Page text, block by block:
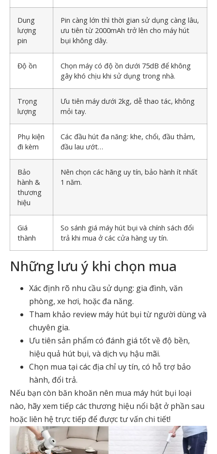
Dung
lượng
pin
Pin càng lớn thì thời gian sử dụng càng lâu,
ưu tiên từ 2000mAh trở lên cho máy hút
bụi không dây.
Độ ồn
Chọn máy có độ ồn dưới 75dB để không
gây khó chịu khi sử dụng trong nhà.
Trọng
lượng
Ưu tiên máy dưới 2kg, dễ thao tác, không
mỏi tay.
Phụ kiện
đi kèm
Các đầu hút đa năng: khe, chổi, đầu thảm,
đầu lau ướt…
Bảo
hành &
thương
hiệu
Nên chọn các hãng uy tín, bảo hành ít nhất
1 năm.
Giá
thành
So sánh giá máy hút bụi và chính sách đổi
trả khi mua ở các cửa hàng uy tín.
Những lưu ý khi chọn mua
Xác định rõ nhu cầu sử dụng: gia đình, văn
phòng, xe hơi, hoặc đa năng.
Tham khảo review máy hút bụi từ người dùng và
chuyên gia.
Ưu tiên sản phẩm có đánh giá tốt về độ bền,
hiệu quả hút bụi, và dịch vụ hậu mãi.
Chọn mua tại các địa chỉ uy tín, có hỗ trợ bảo
hành, đổi trả.
Nếu bạn còn băn khoăn nên mua máy hút bụi loại
nào, hãy xem tiếp các thương hiệu nổi bật ở phần sau
hoặc liên hệ trực tiếp để được tư vấn chi tiết!